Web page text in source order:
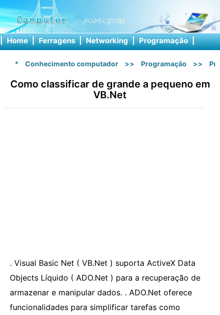
| Home | Ferragens | Networking | Programação |
* Conhecimento computador >> Programação >>
Como classificar de grande a pequeno em
VB.Net
. Visual Basic Net ( VB.Net ) suporta ActiveX Data
Objects Líquido ( ADO.Net ) para a recuperação de
armazenar e manipular dados. . ADO.Net oferece
funcionalidades para simplificar tarefas como